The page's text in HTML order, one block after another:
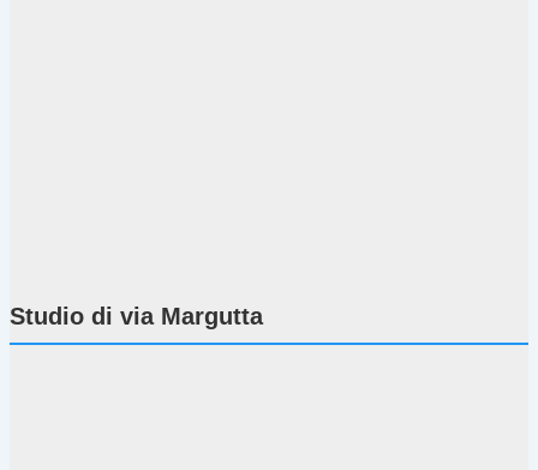
Studio di via Margutta